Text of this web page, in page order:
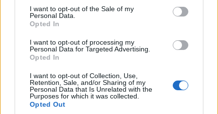
consent section.
I want to opt-out of the Sale of my
Personal Data.
Opted In
I want to opt-out of processing my
Personal Data for Targeted Advertising.
Opted In
I want to opt-out of Collection, Use,
Retention, Sale, and/or Sharing of my
Personal Data that Is Unrelated with the
Purposes for which it was collected.
Opted Out
Alexander Karajlovic, Αντιπρόεδρος Ανάπτυξης της
BMW M GmbH,δήλώσε:«Η νέα BMW M2 με M xDrive
ανοίγει το επόμενο κεφάλαιο στην ιστορία ενός εμβληματικού
φορά τον δυναμικό, αδιαπραγμάτευτο χαρακτήρα της
compact BMW M2 υψηλών επιδόσεων με την ανώτερη
πρόσφυση και ακρίβεια του M xDrive. Το εκ βάθρων